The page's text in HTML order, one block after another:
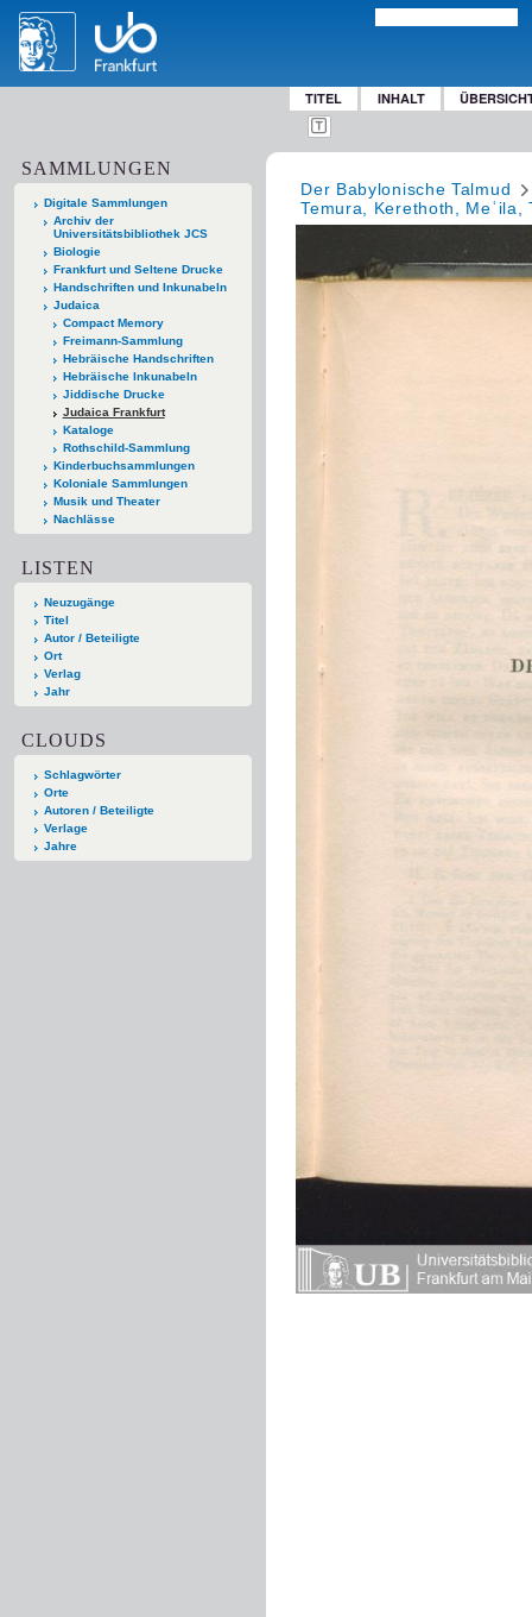
TITEL INHALT
SAMMLUNGEN
Digitale Sammlungen
Archiv der
Universitätsbibliothek JCS
Biologie
Frankfurt und Seltene Drucke
Handschriften und Inkunabeln
Judaica
Compact Memory
Freimann-Sammlung
Hebräische Handschriften
Hebräische Inkunabeln
Jiddische Drucke
Judaica Frankfurt
Kataloge
Rothschild-Sammlung
Kinderbuchsammlungen
Koloniale Sammlungen
Musik und Theater
Nachlässe
LISTEN
Neuzugänge
Titel
Autor / Beteiligte
Ort
Verlag
Jahr
CLOUDS
Schlagwörter
Orte
Autoren / Beteiligte
Verlage
Jahre
Der Babylonische Talmud
Temura, Kerethoth,